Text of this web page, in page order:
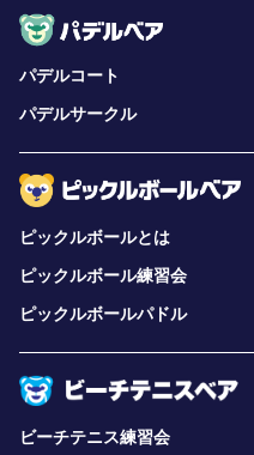
パデルコート
パデルサークル
ピックルボールとは
ピックルボール練習会
ピックルボールパドル
ビーチテニス練習会